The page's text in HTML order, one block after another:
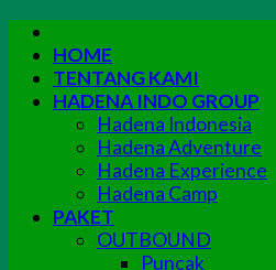
Skip
content
HOME
TENTANG KAMI
HADENA INDO GROUP
Hadena Indonesia
Hadena Adventure
Hadena Experience
Hadena Camp
PAKET
OUTBOUND
Puncak